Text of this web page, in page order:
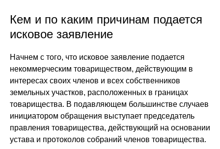
Кем и по каким причинам подается
исковое заявление
Начнем с того, что исковое заявление подается
некоммерческим товариществом, действующим в
интересах своих членов и всех собственников
земельных участков, расположенных в границах
товарищества. В подавляющем большинстве случаев
инициатором обращения выступает председатель
правления товарищества, действующий на основании
устава и протоколов собраний членов товарищества.